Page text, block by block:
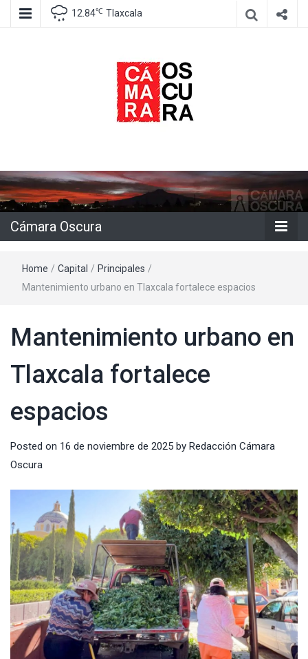
12.84℃ Tlaxcala
Cámara
Oscura
Cámara Oscura
Home / Capital / Principales /
Mantenimiento urbano en Tlaxcala fortalece espacios
Mantenimiento urbano en
Tlaxcala fortalece
espacios
Posted on 16 de noviembre de 2025 by Redacción Cámara
Oscura